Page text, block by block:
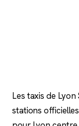
Les taxis de
stations